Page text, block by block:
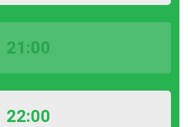
21:00
22:00